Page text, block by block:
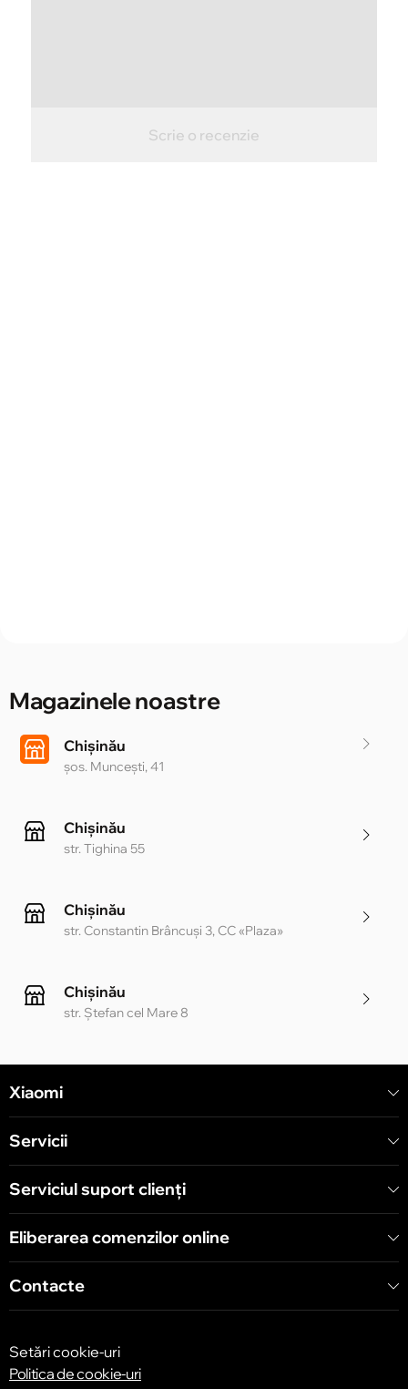
Scrie o recenzie
Magazinele noastre
Chișinău
șos. Muncești, 41
Chișinău
str. Tighina 55
Chișinău
str. Constantin Brâncuși 3, CC «Plaza»
Chișinău
str. Ștefan cel Mare 8
Chișinău
str. Arborilor 21, CC «Shopping MallDova»
Xiaomi
Servicii
Serviciul suport clienţi
Eliberarea comenzilor online
Contacte
Setări cookie-uri
Politica de cookie-uri